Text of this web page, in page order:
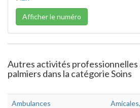
Afficher le numéro
Autres activités professionnelles
palmiers dans la catégorie Soins
Ambulances